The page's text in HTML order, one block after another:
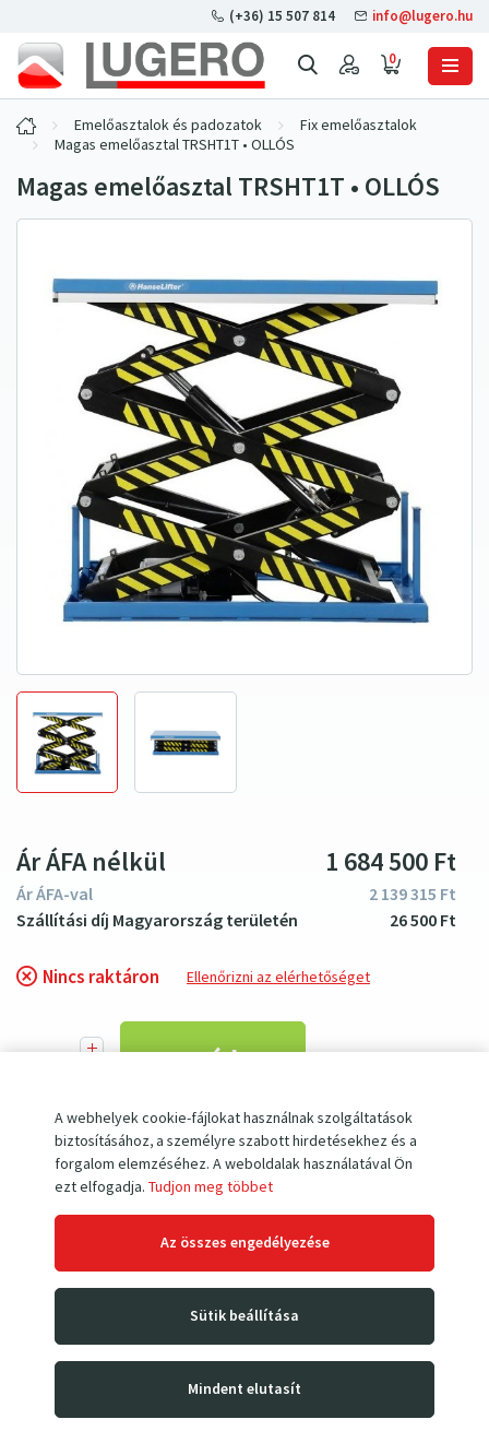
A webhelyek cookie-fájlokat használnak szolgáltatások
biztosításához, a személyre szabott hirdetésekhez és a
forgalom elemzéséhez. A weboldalak használatával Ön
ezt elfogadja. Tudjon meg többet
Az összes engedélyezése
Sütik beállítása
Mindent elutasít
0
(+36) 15 507 814 info@lugero.hu
Emelőasztalok és padozatok
Fix emelőasztalok
Magas emelőasztal TRSHT1T • OLLÓS
Magas emelőasztal TRSHT1T • OLLÓS
+ BÓNUSZ KESZTYŰ
A termék megvásárlásakor
lehetősége vannagyon
kényelmes és kiválóminőségű
prémium munkakesztyűt
finom fehér arcú PD4-6
mindössze 10 Ft-
Nincs raktáron Ellenőrizni az elérhetőséget
Ár ÁFA nélkül 1 684500 Ft
Ár ÁFA-val 2139315 Ft
26500Ft
Összehasonlítani